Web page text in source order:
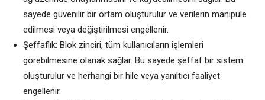
sayede güvenilir bir ortam oluşturulur ve verilerin manipüle
edilmesi veya değiştirilmesi engellenir.
Şeffaflık: Blok zinciri, tüm kullanıcıların işlemleri
görebilmesine olanak sağlar. Bu sayede şeffaf bir sistem
oluşturulur ve herhangi bir hile veya yanıltıcı faaliyet
engellenir.